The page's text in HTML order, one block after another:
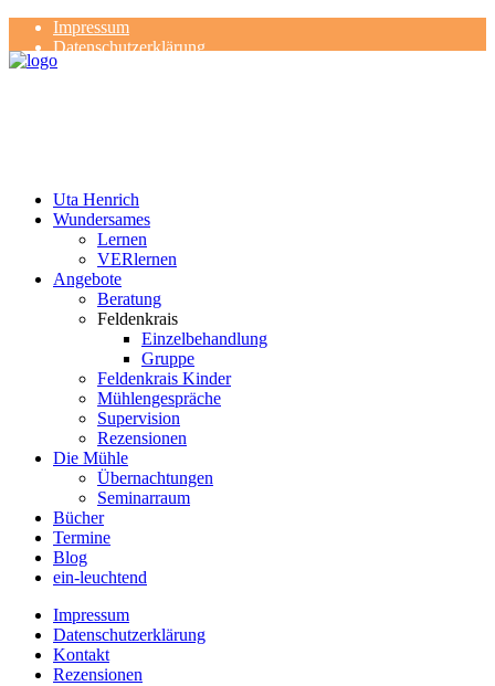
Impressum
Datenschutzerklärung
Kontakt
Uta Henrich
Wundersames
Lernen
VERlernen
Angebote
Beratung
Feldenkrais
Einzelbehandlung
Gruppe
Feldenkrais Kinder
Mühlengespräche
Supervision
Rezensionen
Die Mühle
Übernachtungen
Seminarraum
Bücher
Termine
Blog
ein-leuchtend
Impressum
Datenschutzerklärung
Kontakt
Rezensionen